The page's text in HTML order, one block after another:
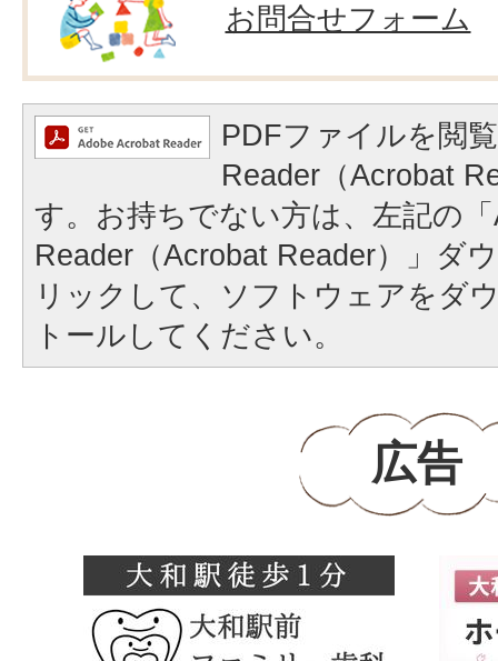
お問合せフォーム
PDFファイルを閲
Reader（Acrobat
す。お持ちでない方は、左記の
Reader（Acrobat Reader）」ダ
リックして、ソフトウェアをダ
トールしてください。
広告